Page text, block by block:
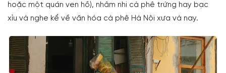
hoặc một quán ven hồ), nhâm nhi cà phê trứng hay bạc
xỉu và nghe kể về văn hóa cà phê Hà Nội xưa và nay.